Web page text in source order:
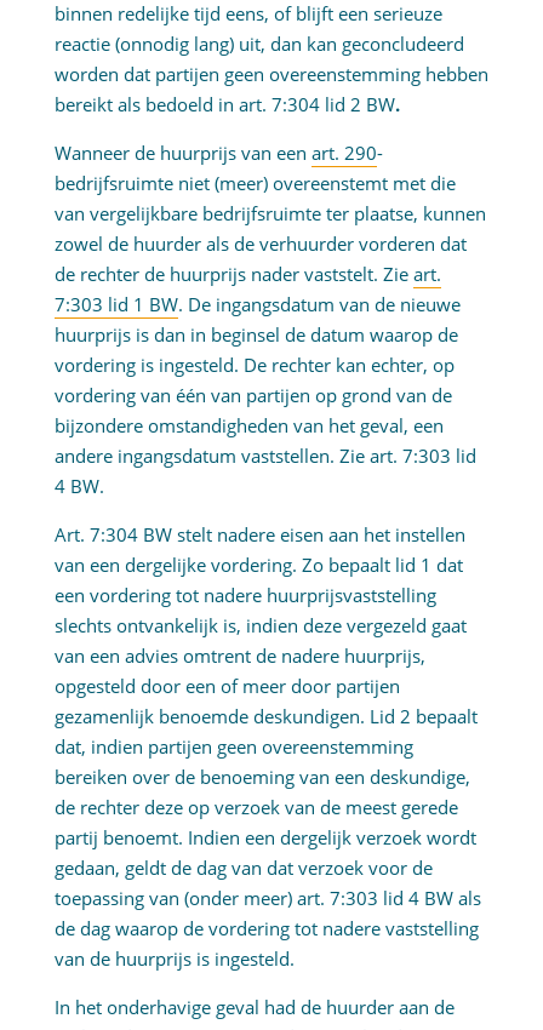
binnen redelijke tijd eens, of blijft een serieuze
reactie (onnodig lang) uit, dan kan geconcludeerd
worden dat partijen geen overeenstemming hebben
bereikt als bedoeld in art. 7:304 lid 2 BW.
Wanneer de huurprijs van een art. 290-
bedrijfsruimte niet (meer) overeenstemt met die
van vergelijkbare bedrijfsruimte ter plaatse, kunnen
zowel de huurder als de verhuurder vorderen dat
de rechter de huurprijs nader vaststelt. Zie art.
7:303 lid 1 BW. De ingangsdatum van de nieuwe
huurprijs is dan in beginsel de datum waarop de
vordering is ingesteld. De rechter kan echter, op
vordering van één van partijen op grond van de
bijzondere omstandigheden van het geval, een
andere ingangsdatum vaststellen. Zie art. 7:303 lid
4 BW.
Art. 7:304 BW stelt nadere eisen aan het instellen
van een dergelijke vordering. Zo bepaalt lid 1 dat
een vordering tot nadere huurprijsvaststelling
slechts ontvankelijk is, indien deze vergezeld gaat
van een advies omtrent de nadere huurprijs,
opgesteld door een of meer door partijen
gezamenlijk benoemde deskundigen. Lid 2 bepaalt
dat, indien partijen geen overeenstemming
bereiken over de benoeming van een deskundige,
de rechter deze op verzoek van de meest gerede
partij benoemt. Indien een dergelijk verzoek wordt
gedaan, geldt de dag van dat verzoek voor de
toepassing van (onder meer) art. 7:303 lid 4 BW als
de dag waarop de vordering tot nadere vaststelling
van de huurprijs is ingesteld.
In het onderhavige geval had de huurder aan de